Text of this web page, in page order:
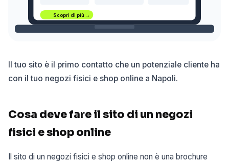
Scopri di più →
Il tuo sito è il primo contatto che un potenziale cliente ha
con il tuo negozi fisici e shop online a Napoli.
Cosa deve fare il sito di un negozi
fisici e shop online
Il sito di un negozi fisici e shop online non è una brochure